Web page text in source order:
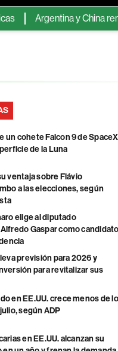
Argentina y China
un cohete Falcon 9 de SpaceX
de la Luna
ventaja sobre Flávio
a las elecciones, según
elige al diputado
Gaspar como candidato
previsión para 2026 y
para revitalizar sus
en EE.UU. crece menos de lo
según ADP
en EE.UU. alcanzan su